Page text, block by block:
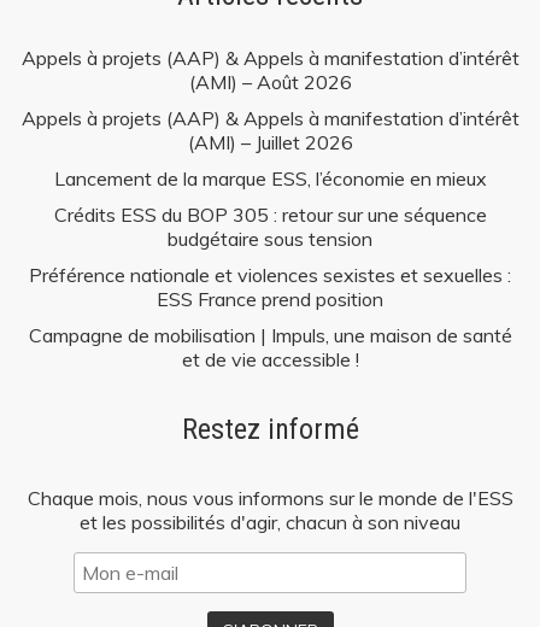
Appels à projets (AAP) & Appels à manifestation d’intérêt
(AMI) – Août 2026
Appels à projets (AAP) & Appels à manifestation d’intérêt
(AMI) – Juillet 2026
Lancement de la marque ESS, l’économie en mieux
Crédits ESS du BOP 305 : retour sur une séquence
budgétaire sous tension
Préférence nationale et violences sexistes et sexuelles :
ESS France prend position
Campagne de mobilisation | Impuls, une maison de santé
et de vie accessible !
Restez informé
Chaque mois, nous vous informons sur le monde de l'ESS
et les possibilités d'agir, chacun à son niveau